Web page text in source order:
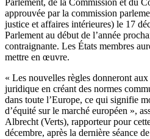
Parlement, de la Commission et du
approuvée par la commission
justice et affaires intérieures) le 17
Parlement au début de l’année
contraignante. Les États membres
mettre en œuvre.
« Les nouvelles règles donneront
juridique en créant des normes
dans toute l’Europe, ce qui signifie
d’équité sur le marché européen »,
Albrecht (Verts), rapporteur pour
décembre, après la dernière séance